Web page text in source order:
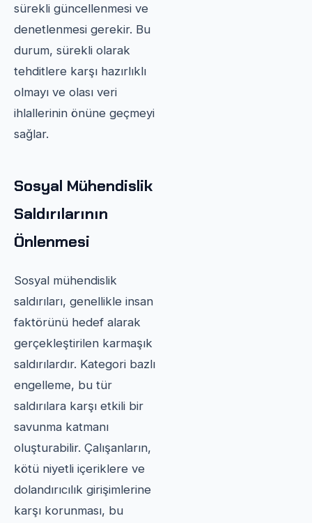
sürekli güncellenmesi ve
denetlenmesi gerekir. Bu
durum, sürekli olarak
tehditlere karşı hazırlıklı
olmayı ve olası veri
ihlallerinin önüne geçmeyi
sağlar.
Sosyal Mühendislik
Saldırılarının
Önlenmesi
Sosyal mühendislik
saldırıları, genellikle insan
faktörünü hedef alarak
gerçekleştirilen karmaşık
saldırılardır. Kategori bazlı
engelleme, bu tür
saldırılara karşı etkili bir
savunma katmanı
oluşturabilir. Çalışanların,
kötü niyetli içeriklere ve
dolandırıcılık girişimlerine
karşı korunması, bu